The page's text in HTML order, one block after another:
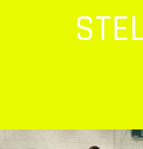
CLUBES
MINIBASQUETE